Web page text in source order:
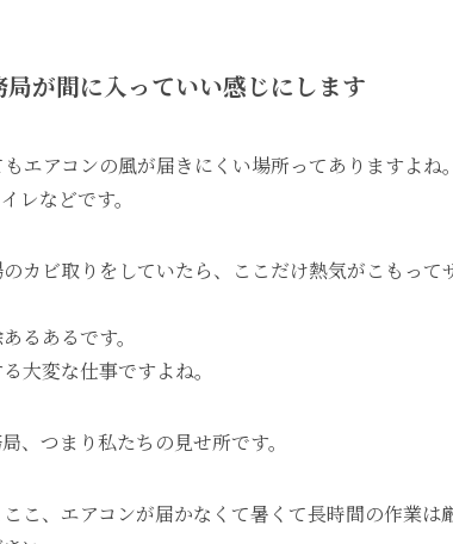
が間に入っていい感じにします
エアコンの風が届きにくい場所ってありますよね。
レなどです。
カビ取りをしていたら、ここだけ熱気がこもって
るあるです。
大変な仕事ですよね。
、つまり私たちの見せ所です。
こ、エアコンが届かなくて暑くて長時間の作業